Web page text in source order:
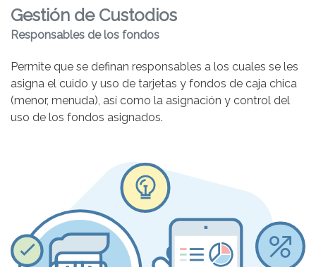
Gestión de Custodios
Responsables de los fondos
Permite que se definan responsables a los cuales se les
asigna el cuido y uso de tarjetas y fondos de caja chica
(menor, menuda), así como la asignación y control del
uso de los fondos asignados.